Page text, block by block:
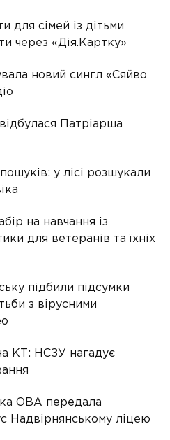
для сімей із дітьми
через «Дія.Картку»
новий сингл «Сяйво
Патріарша
у лісі розшукали
на навчання із
для ветеранів та їхніх
підбили підсумки
з вірусними
КТ: НСЗУ нагадує
ОВА передала
Надвірнянському ліцею